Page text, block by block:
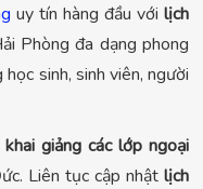
uy tín hàng đầu với lịch
Phòng đa dạng phong
sinh, sinh viên, người
khai giảng các lớp ngoại
Liên tục cập nhậtlịch